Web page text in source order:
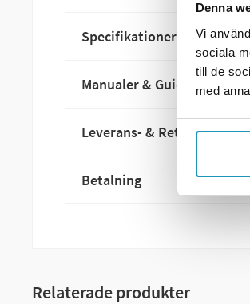
Denna
Vi
sociala
till de
med
Specifikationer
Manualer & Guider
Leverans- &
Betalning
Relaterade produkter